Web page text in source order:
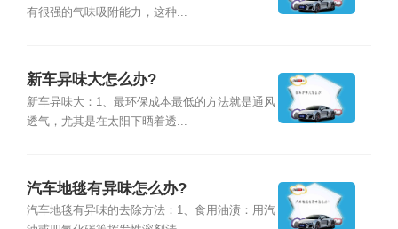
有很强的气味吸附能力，这种...
新车异味大怎么办?
新车异味大：1、最环保成本最低的方法就是通风
透气，尤其是在太阳下晒着透...
汽车地毯有异味怎么办?
汽车地毯有异味的去除方法：1、食用油渍：用汽